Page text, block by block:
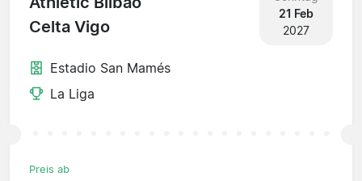
Celta Vigo
21 Feb
2027
Estadio San Mamés
La Liga
Preis ab